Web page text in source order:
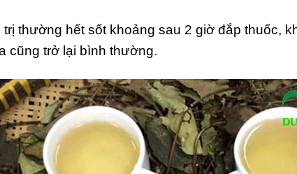
trị thường hết sốt khoảng sau 2 giờ đắp thuốc,
cũng trở lại bình thường.